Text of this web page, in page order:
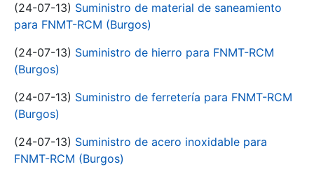
(24-07-13) Suministro de material de saneamiento
para FNMT-RCM (Burgos)
(24-07-13) Suministro de hierro para FNMT-RCM
(Burgos)
(24-07-13) Suministro de ferretería para FNMT-RCM
(Burgos)
(24-07-13) Suministro de acero inoxidable para
FNMT-RCM (Burgos)